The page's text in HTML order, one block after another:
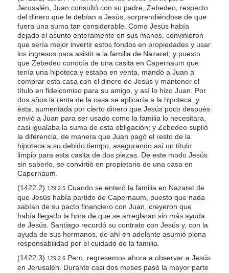
Jerusalén, Juan consultó con su padre, Zebedeo, respecto
del dinero que le debían a Jesús, sorprendiéndose de que
fuera una suma tan considerable. Como Jesús había
dejado el asunto enteramente en sus manos, convinieron
que sería mejor invertir estos fondos en propiedades y usar
los ingresos para asistir a la familia de Nazaret; y puesto
que Zebedeo conocía de una casita en Capernaum que
tenía una hipoteca y estaba en venta, mandó a Juan a
comprar esta casa con el dinero de Jesús y mantener el
título en fideicomiso para su amigo, y así lo hizo Juan. Por
dos años la renta de la casa se aplicaría a la hipoteca, y
ésta, aumentada por cierto dinero que Jesús poco después
envió a Juan para ser usado como la familia lo necesitara,
casi igualaba la suma de esta obligación; y Zebedeo suplió
la diferencia, de manera que Juan pagó el resto de la
hipoteca a su debido tiempo, asegurando así un título
limpio para esta casita de dos piezas. De este modo Jesús
sin saberlo, se convirtió en propietario de una casa en
Capernaum.
(1422.2) 129:2.5Cuando se enteró la familia en Nazaret de
que Jesús había partido de Capernaum, puesto que nada
sabían de su pacto financiero con Juan, creyeron que
había llegado la hora de que se arreglaran sin más ayuda
de Jesús. Santiago recordó su contrato con Jesús y, con la
ayuda de sus hermanos, de ahí en adelante asumió plena
responsabilidad por el cuidado de la familia.
(1422.3) 129:2.6Pero, regresemos ahora a observar a Jesús
en Jerusalén. Durante casi dos meses pasó la mayor parte